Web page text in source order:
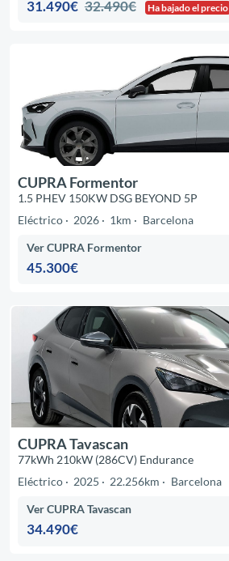
31.490€ 32.490€ Ha bajado el precio
CUPRA Formentor
1.5 PHEV 150KW DSG BEYOND 5P
Eléctrico
2026 1km Barcelona
Ver CUPRA Formentor
45.300€
CUPRA Tavascan
77kWh 210kW (286CV) Endurance
Eléctrico
2025 22.256km Barcelona
Ver CUPRA Tavascan
34.490€